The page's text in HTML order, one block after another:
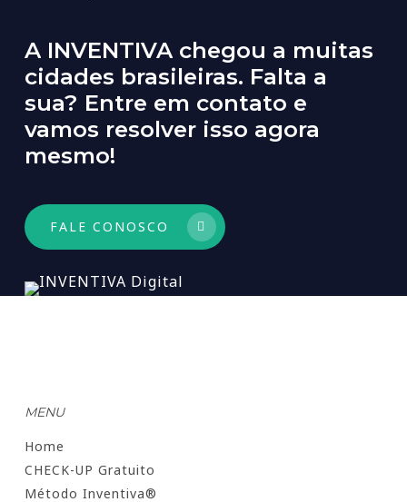
A INVENTIVA chegou a muitas
cidades brasileiras. Falta a
sua? Entre em contato e
vamos resolver isso agora
mesmo!
FALE CONOSCO
MENU
Home
CHECK-UP Gratuito
Método Inventiva®